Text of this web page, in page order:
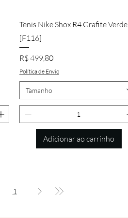
Visualização rápida
Tenis Nike Shox R4 Grafite Verde
[F116]
Preço
R$ 499,80
Política de Envio
Tamanho
Adicionar ao carrinho
1